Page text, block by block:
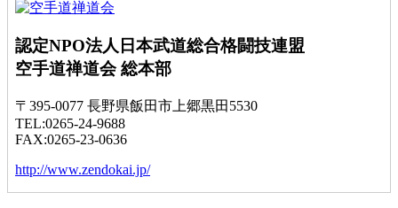
認定NPO法人日本武道総合格闘技連盟
空手道禅道会 総本部
〒395-0077 長野県飯田市上郷黒田5530
TEL:0265-24-9688
FAX:0265-23-0636
http://www.zendokai.jp/